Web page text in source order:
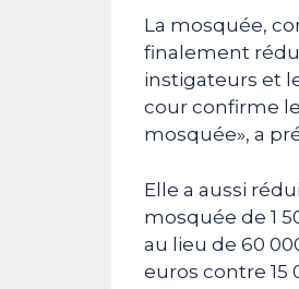
La mosquée,
finalement
instigateurs et
cour confirme
mosquée», a
Elle a aussi
mosquée de 1
au lieu de 60
euros contre 15